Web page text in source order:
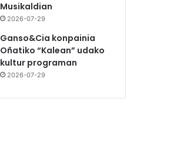
Musikaldian
2026-07-29
Ganso&Cia konpainia
Oñatiko “Kalean” udako
kultur programan
2026-07-29